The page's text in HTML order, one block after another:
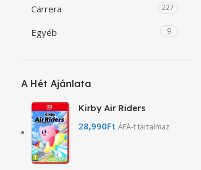
Carrera 227
Egyéb 9
A Hét Ajánlata
Kirby Air Riders
28,990Ft ÁFÁ-t tartalmaz